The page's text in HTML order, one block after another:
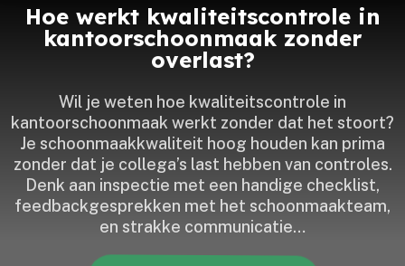
Hoe werkt kwaliteitscontrole in
kantoorschoonmaak zonder
overlast?
Wil je weten hoe kwaliteitscontrole in
kantoorschoonmaak werkt zonder dat het stoort?
Je schoonmaakkwaliteit hoog houden kan prima
zonder dat je collega’s last hebben van controles.​
Denk aan inspectie met een handige checklist,
feedbackgesprekken met het schoonmaakteam,
en strakke communicatie…